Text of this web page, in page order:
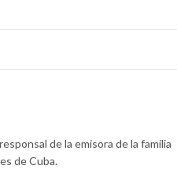
de la emisora de la familia
de Cuba.